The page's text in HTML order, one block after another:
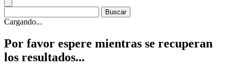
Cargando...
Por favor espere mientras se recuperan
los resultados...